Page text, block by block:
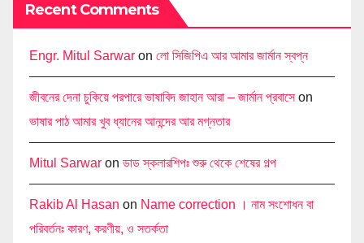
Recent Comments
Engr. Mitul Sarwar on লো সিজিপিএ আর আমার জার্মান স্বপ্ন
জীবনের দেনা চুকিয়ে পরপারে ভাষাবিদ জাহান আরা – জার্মান প্রবাসেon
ভাষার পাঠ আমার খুব ধ্যানের আনন্দের আর মগ্নতার
Mitul Sarwar on ডাড স্কলারশিপঃ শুরু থেকে শেষের গল্প
Rakib Al Hasan on Name correction । নাম সংশোধন বা
পরিবর্তনঃ কারণ, করণীয়, ও সতর্কতা